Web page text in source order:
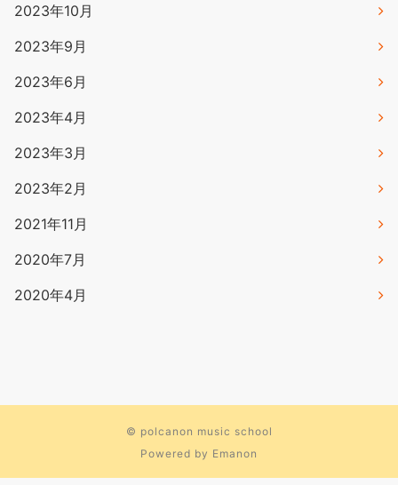
2023年10月
2023年9月
2023年6月
2023年4月
2023年3月
2023年2月
2021年11月
2020年7月
2020年4月
© polcanon music school
Powered by Emanon